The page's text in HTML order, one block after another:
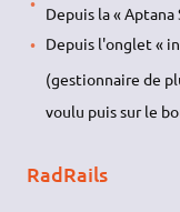
Depuis la « Aptana
Depuis l'onglet «
(gestionnaire de
voulu puis sur le
RadRails